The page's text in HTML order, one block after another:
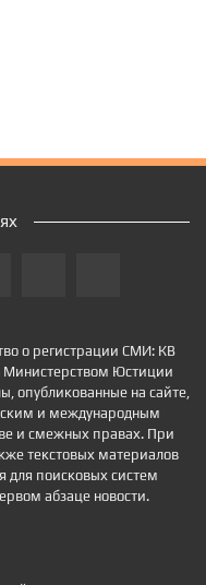
о регистрации СМИ: КВ
Юстиции
опубликованные на сайте,
и международным
и смежных правах. При
текстовых материалов
для поисковых систем
абзаце новости.